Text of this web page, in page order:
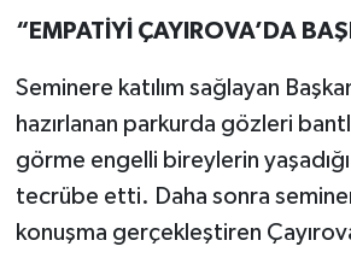
“EMPATİYİ ÇAYIROVA’DA
Seminere katılım sağlayan
hazırlanan parkurda gözleri
görme engelli bireylerin
tecrübe etti. Daha sonra
konuşma gerçekleştiren